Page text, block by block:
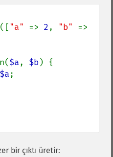
(["a" => 2, "b"
$a, $b) {
$a;
bir çıktı üretir: